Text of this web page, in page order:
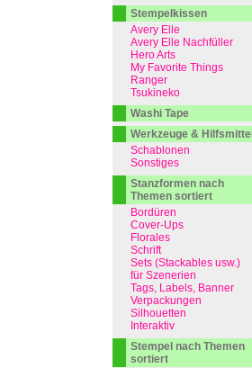
Stempelkissen
Avery Elle
Avery Elle Nachfüller
Hero Arts
My Favorite Things
Ranger
Tsukineko
Washi Tape
Werkzeuge & Hilfsmittel
Schablonen
Sonstiges
Stanzformen nach
Themen sortiert
Bordüren
Cover-Ups
Florales
Schrift
Sets (Stackables usw.)
für Szenerien
Tags, Labels, Banner
Verpackungen
Silhouetten
Interaktiv
Stempel nach Themen
sortiert